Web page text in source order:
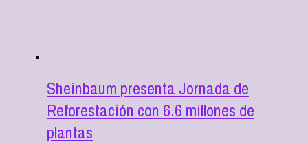
Sheinbaum presenta Jornada de
Reforestación con 6.6 millones de
plantas